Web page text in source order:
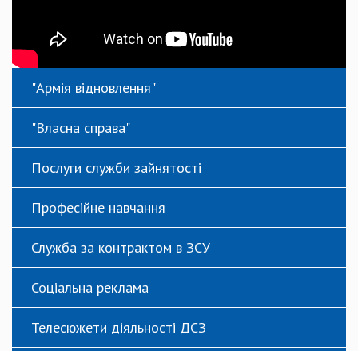
"Армія відновлення"
"Власна справа"
Послуги служби зайнятості
Професійне навчання
Служба за контрактом в ЗСУ
Соціальна реклама
Телесюжети діяльності ДСЗ